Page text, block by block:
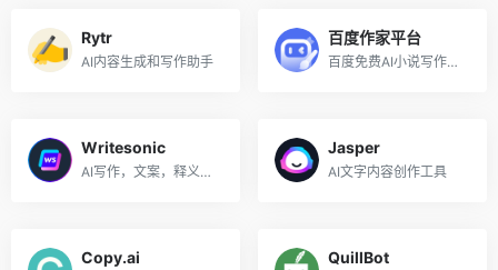
Rytr
AI内容生成和写作助手
百度作家平台
百度免费AI小说写作工具
Writesonic
AI写作，文案，释义工具
Jasper
AI文字内容创作工具
Copy.ai QuillBot